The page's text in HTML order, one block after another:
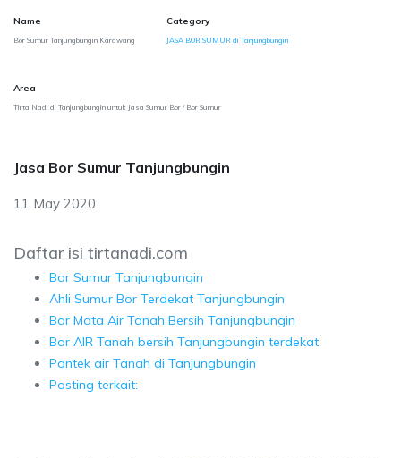
Name
Bor Sumur Tanjungbungin Karawang
Category
JASA BOR SUMUR di Tanjungbungin
Area
Tirta Nadi di Tanjungbungin untuk Jasa Sumur Bor / Bor Sumur
Jasa Bor Sumur Tanjungbungin
11 May 2020
Daftar isi tirtanadi.com
Bor Sumur Tanjungbungin
Ahli Sumur Bor Terdekat Tanjungbungin
Bor Mata Air Tanah Bersih Tanjungbungin
Bor AIR Tanah bersih Tanjungbungin terdekat
Pantek air Tanah di Tanjungbungin
Posting terkait: